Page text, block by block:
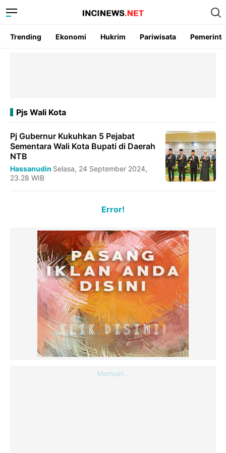
Trending Ekonomi Hukrim Pariwisata
Pjs Wali Kota
Pj Gubernur Kukuhkan 5 Pejabat
Sementara Wali Kota Bupati di Daerah
NTB
Hassanudin Selasa, 24 September 2024,
23.28 WIB
Error!
Memuat...